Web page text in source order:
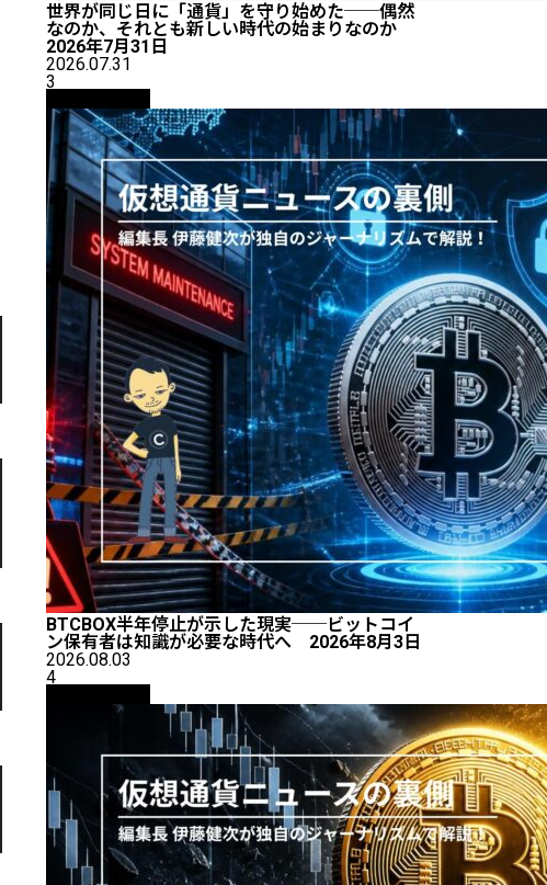
世界が同じ日に「通貨」を守り始めた──偶然
なのか、それとも新しい時代の始まりなのか
2026年7月31日
2026.07.31
3
BTCBOX半年停止が示した現実──ビットコイ
ン保有者は知識が必要な時代へ 2026年8月3日
2026.08.03
4